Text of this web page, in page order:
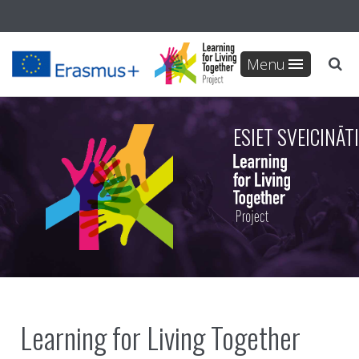
Menu
ESIET SVEICINĀTI
Learning for Living Together